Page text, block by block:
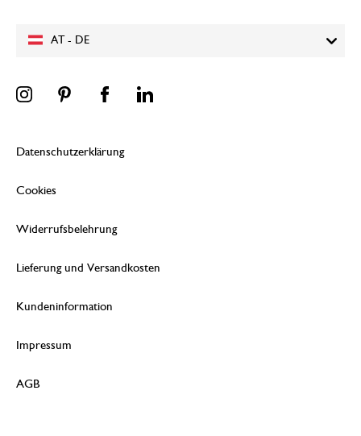
AT - DE
Datenschutzerklärung
Cookies
Widerrufsbelehrung
Lieferung und Versandkosten
Kundeninformation
Impressum
AGB